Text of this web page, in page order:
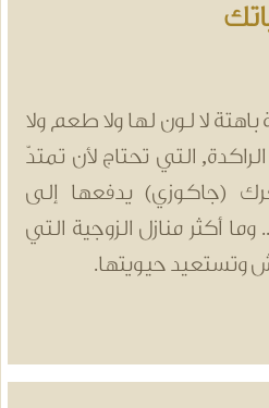
لا لون لها ولا طعم ولا
التي تحتاج لأن تمتدّ
(جاكوزي) يدفعها إلى
أكثر منازل الزوجية التي
وتستعيد حيويتها.